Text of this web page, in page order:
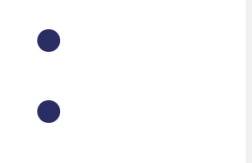
: